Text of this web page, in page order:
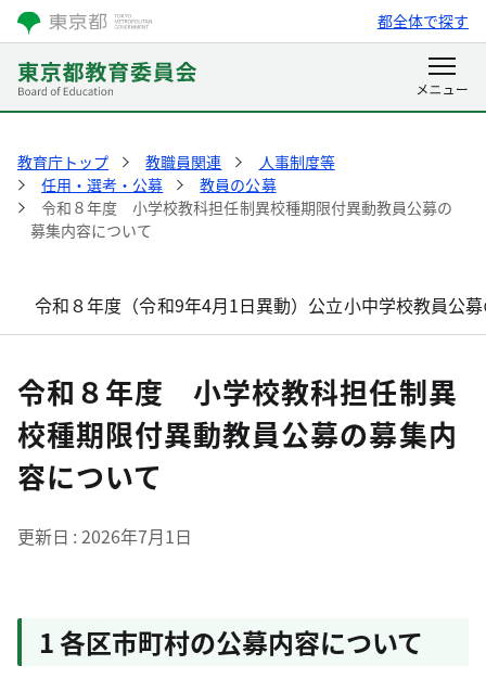
都全体で探す
教育庁トップ 教職員関連
人事制度等
任用・選考・公募
教員の公募
令和８年度 小学校教科担任制異校種期限付異動教員公募の
募集内容について
令和８年度（令和9年4月1日異動）公立小中学校教員公
令和８年度 小学校教科担任制異
校種期限付異動教員公募の募集内
容について
更新日 2026年7月1日
1 各区市町村の公募内容について